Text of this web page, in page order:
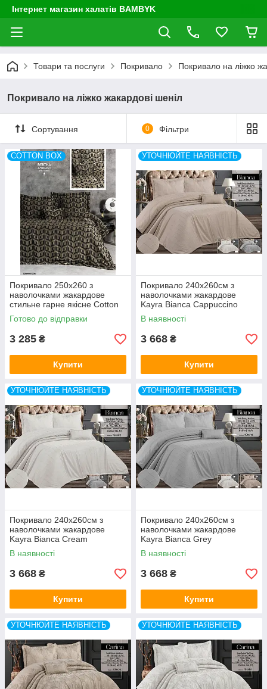
Інтернет магазин халатів BAMBYK
Товари та послуги Покривало Покривало на ліжко
Покривало на ліжко жакардові шеніл
Сортування 0 Фільтри
COTTON BOX
Покривало 250x260 з
наволочками жакардове
стильне гарне якісне Cotton
Box Туреччина
Готово до відправки
3 285 ₴
Купити
УТОЧНЮЙТЕ НАЯВНІСТЬ
Покривало 240x260см з
наволочками жакардове
Kayra Bianca Cappuccino
В наявності
3 668 ₴
Купити
УТОЧНЮЙТЕ НАЯВНІСТЬ
Покривало 240x260см з
наволочками жакардове
Kayra Bianca Cream
В наявності
3 668 ₴
Купити
УТОЧНЮЙТЕ НАЯВНІСТЬ
Покривало 240x260см з
наволочками жакардове
Kayra Bianca Grey
В наявності
3 668 ₴
Купити
УТОЧНЮЙТЕ НАЯВНІСТЬ УТОЧНЮЙТЕ НАЯВНІСТЬ